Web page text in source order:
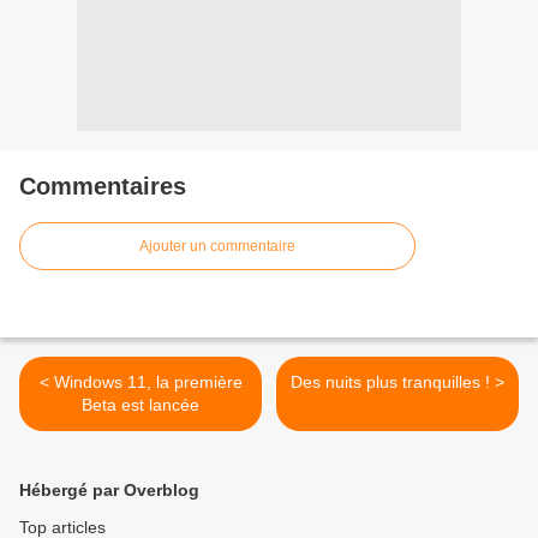
Commentaires
Ajouter un commentaire
< Windows 11, la première
Beta est lancée
Des nuits plus tranquilles ! >
Hébergé par Overblog
Top articles